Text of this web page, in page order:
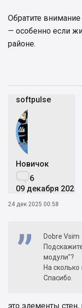
Обратите
— особенно если
районе.
softpulse
Новичок
6
09 декабря 2025
24 дек 2025 00:58
Dobre Vsim
модули"?
На сколько
Спасибо.
это элементы